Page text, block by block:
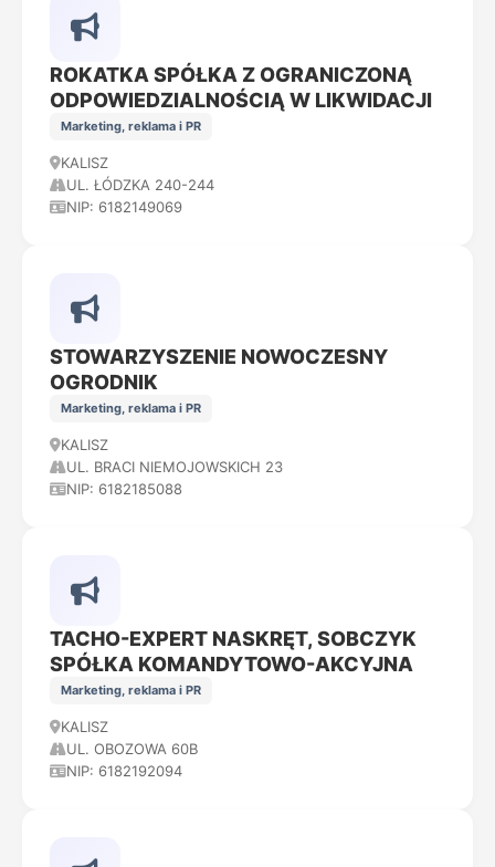
ROKATKA SPÓŁKA Z OGRANICZONĄ
ODPOWIEDZIALNOŚCIĄ W LIKWIDACJI
Marketing, reklama i PR
KALISZ
UL. ŁÓDZKA 240-244
NIP: 6182149069
STOWARZYSZENIE NOWOCZESNY
OGRODNIK
Marketing, reklama i PR
KALISZ
UL. BRACI NIEMOJOWSKICH 23
NIP: 6182185088
TACHO-EXPERT NASKRĘT, SOBCZYK
SPÓŁKA KOMANDYTOWO-AKCYJNA
Marketing, reklama i PR
KALISZ
UL. OBOZOWA 60B
NIP: 6182192094